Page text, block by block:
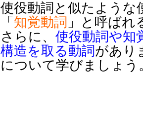
使役動詞と似たような
「 知覚動詞 」と呼ばれ
さらに、 使役動詞や知
構造を取る動詞があり
について学びましょう